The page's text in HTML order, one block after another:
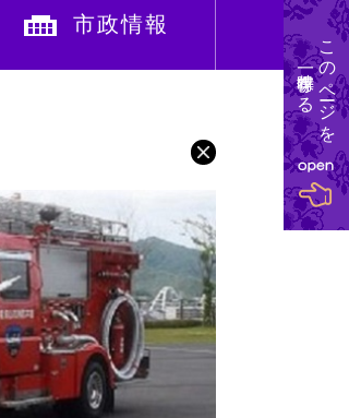
市政情報
このページを
一時保存する